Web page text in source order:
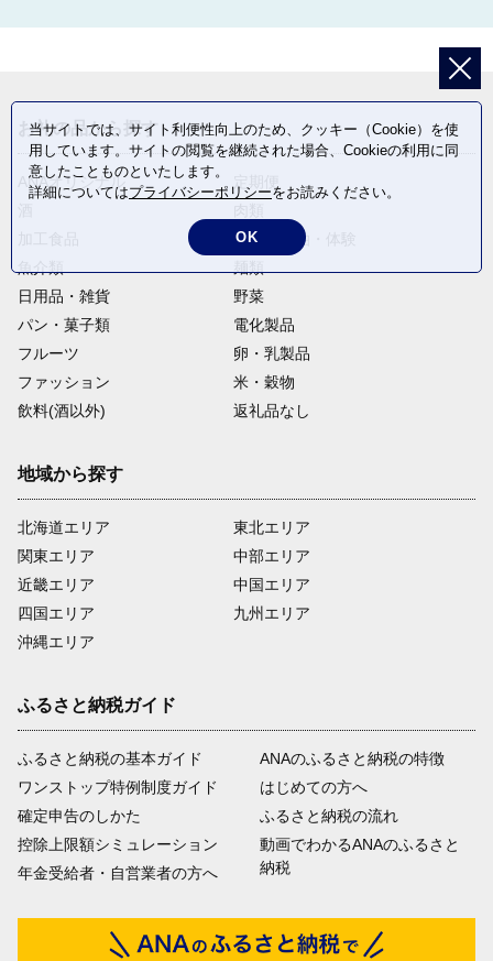
お礼の品から探す
ANAオリジナル
旅行・宿泊・体験
日用品・雑貨
野菜
パン・菓子類
電化製品
フルーツ
卵・乳製品
ファッション
米・穀物
飲料(酒以外)
返礼品なし
地域から探す
北海道エリア
関東エリア
近畿エリア
四国エリア
沖縄エリア
東北エリア
中部エリア
中国エリア
九州エリア
ふるさと納税ガイド
ふるさと納税の基本ガイド
ワンストップ特例制度ガイド
確定申告のしかた
控除上限額シミュレーション
年金受給者・自営業者の方へ
ANAのふるさと納税の特徴
はじめての方へ
ふるさと納税の流れ
動画でわかるANAのふるさと
納税
当サイトでは、サイト利便性向上のため、クッキー（Cookie）を使
用しています。サイトの閲覧を継続された場合、Cookieの利用に同
意したことものといたします。
詳細についてはプライバシーポリシーをお読みください。
OK